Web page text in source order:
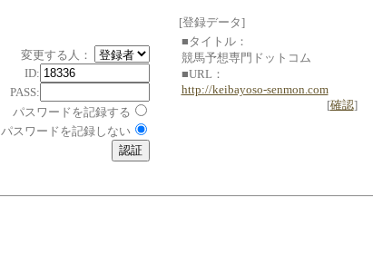
変更する人：
ID:
PASS:
パスワードを記録する
パスワードを記録しない
[登録データ]
■タイトル：
競馬予想専門ドットコム
■URL：
http://keibayoso-senmon.com
[確認]